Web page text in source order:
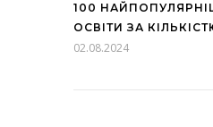
100
ОСВІТИ ЗА
02.08.2024